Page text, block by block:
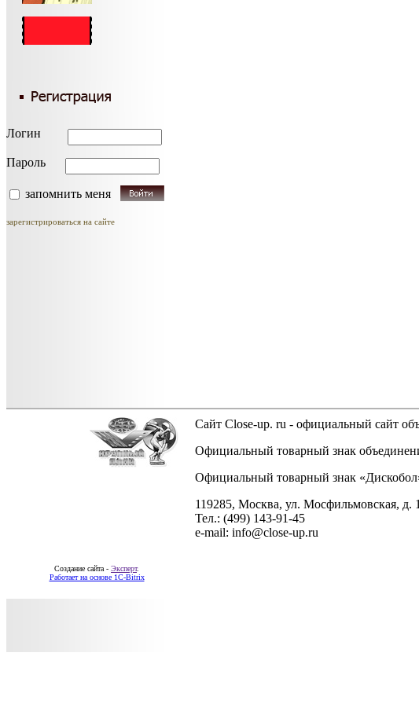
Логин
Пароль
запомнить меня
зарегистрироваться на сайте
Сайт Close-up. ru - официальный сайт
Официальный товарный знак
Официальный товарный знак
119285, Москва, ул. Мосфильмовская, д. 1
Тел.: (499) 143-91-45
e-mail: info@close-up.ru
Создание сайта - Эксперт.
Работает на основе 1C-Bitrix